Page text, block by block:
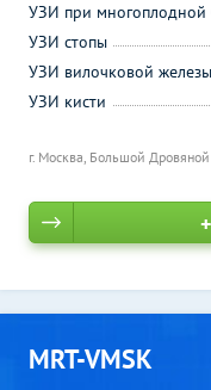
г. Москва, Большой Дровяной
УЗИ при многоплодной
УЗИ стопы
УЗИ вилочковой железы
УЗИ кисти
MRT-VMSK